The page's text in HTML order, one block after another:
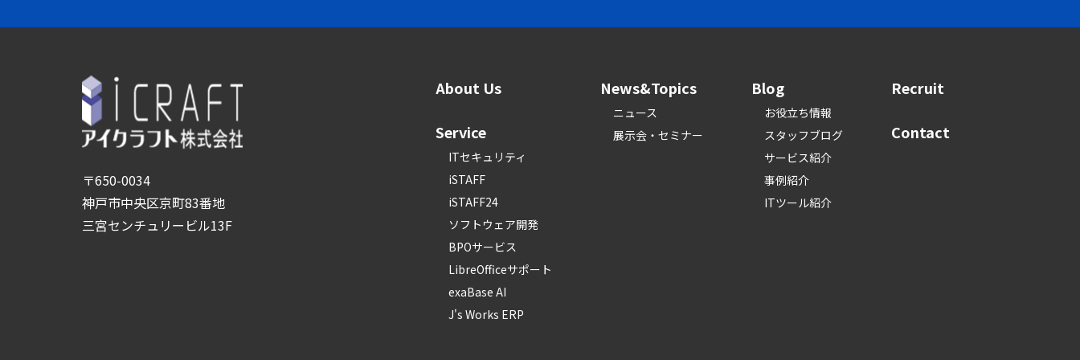
〒650-0034
神戸市中央区京町83番地
三宮センチュリービル13F
About Us
Service
ITセキュリティ
iSTAFF
iSTAFF24
ソフトウェア開発
BPOサービス
LibreOfficeサポート
exaBase AI
J's Works ERP
News&Topics
ニュース
展示会・セミナー
Blog
お役立ち情報
スタッフブログ
サービス紹介
事例紹介
ITツール紹介
Recruit
Contact